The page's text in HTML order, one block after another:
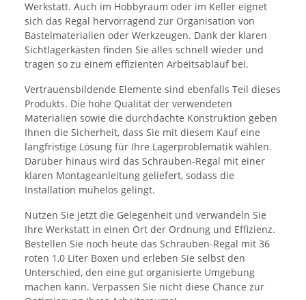
Werkstatt. Auch im Hobbyraum oder im Keller eignet
sich das Regal hervorragend zur Organisation von
Bastelmaterialien oder Werkzeugen. Dank der klaren
Sichtlagerkästen finden Sie alles schnell wieder und
tragen so zu einem effizienten Arbeitsablauf bei.
Vertrauensbildende Elemente sind ebenfalls Teil dieses
Produkts. Die hohe Qualität der verwendeten
Materialien sowie die durchdachte Konstruktion geben
Ihnen die Sicherheit, dass Sie mit diesem Kauf eine
langfristige Lösung für Ihre Lagerproblematik wählen.
Darüber hinaus wird das Schrauben-Regal mit einer
klaren Montageanleitung geliefert, sodass die
Installation mühelos gelingt.
Nutzen Sie jetzt die Gelegenheit und verwandeln Sie
Ihre Werkstatt in einen Ort der Ordnung und Effizienz.
Bestellen Sie noch heute das Schrauben-Regal mit 36
roten 1,0 Liter Boxen und erleben Sie selbst den
Unterschied, den eine gut organisierte Umgebung
machen kann. Verpassen Sie nicht diese Chance zur